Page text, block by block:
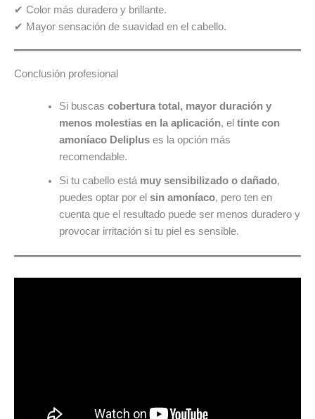
✔ Color más duradero y brillante.
✔ Mayor sensación de suavidad en el cabello.
Conclusión profesional
Si buscas cobertura total, mayor duración y
menos molestias en la aplicación, el tinte con
amoníaco Delipluses la opción más
recomendable.
Si tu cabello está muy sensibilizado o dañado,
puedes optar por el sin amoníaco, pero ten en
cuenta que el resultado puede ser menos duradero y
provocar irritación si tu piel es sensible.